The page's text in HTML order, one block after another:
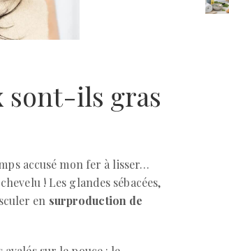
sont-ils gras
accusé mon fer à lisser…
! Les glandes sébacées,
en surproduction de